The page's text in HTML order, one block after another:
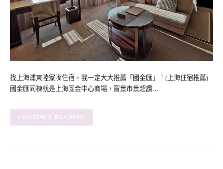
找上海浦東陸家嘴住宿，我一定大大推薦「國金匯」！(上海住宿推薦)
國金匯同棟就是上海國金中心商場，窗景市景超讚…
CONTINUE READING